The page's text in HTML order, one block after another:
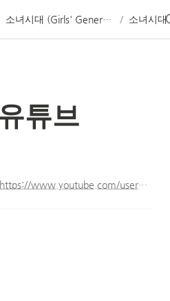
소녀시대 (Girls' Generation) : August 5, 2007 / 소녀시대
튜브
https://www.youtube.com/user/GirlsGenerationVEVO